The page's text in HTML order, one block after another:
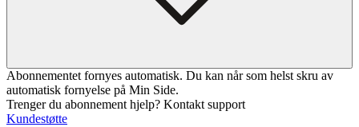
Abonnementet fornyes automatisk. Du kan når som helst skru av
automatisk fornyelse på Min Side.
Trenger du abonnement hjelp? Kontakt support
Kundestøtte